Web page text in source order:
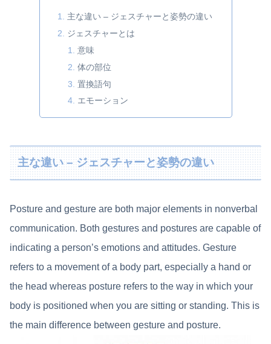
主な違い – ジェスチャーと姿勢の違い
ジェスチャーとは
意味
体の部位
置換語句
エモーション
主な違い – ジェスチャーと姿勢の違い
Posture and gesture are both major elements in nonverbal
communication. Both gestures and postures are capable of
indicating a person’s emotions and attitudes. Gesture
refers to a movement of a body part, especially a hand or
the head whereas posture refers to the way in which your
body is positioned when you are sitting or standing. This is
the main difference between gesture and posture.